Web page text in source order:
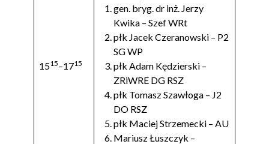
1515–1715
gen. bryg. dr inż. Jerzy
Kwika – Szef WRt
płk Jacek Czeranowski – P2
SG WP
płk Adam Kędzierski –
ZRiWRE DG RSZ
płk Tomasz Szawłoga – J2
DO RSZ
płk Maciej Strzemecki – AU
Mariusz Łuszczyk –